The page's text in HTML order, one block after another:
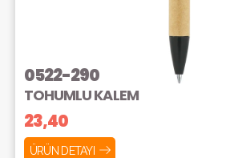
0522-290
TOHUMLU KALEM
23,40
ÜRÜN DETAYI